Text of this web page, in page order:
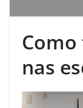
nas